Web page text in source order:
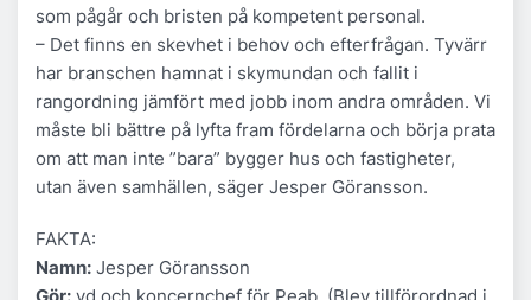
som pågår och bristen på kompetent personal.
– Det finns en skevhet i behov och efterfrågan. Tyvärr
har branschen hamnat i skymundan och fallit i
rangordning jämfört med jobb inom andra områden. Vi
måste bli bättre på lyfta fram fördelarna och börja prata
om att man inte ”bara” bygger hus och fastigheter,
utan även samhällen, säger Jesper Göransson.
FAKTA:
Namn: Jesper Göransson
Gör: vd och koncernchef för Peab. (Blev tillförordnad i